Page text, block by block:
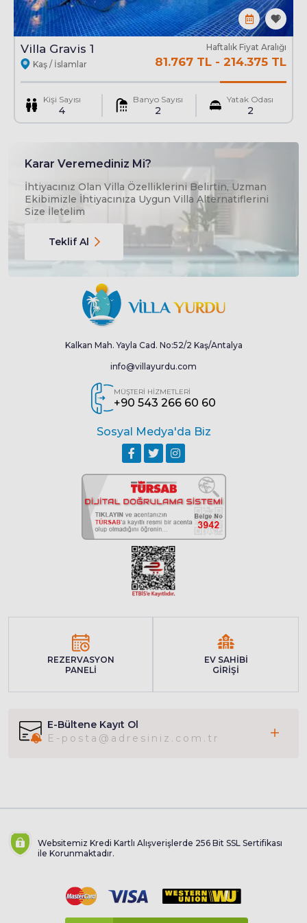
Havuz : Korunaklı Özel
En 3.5 Mt Boy 9 Mt Derinlik 1.50 Mt
Villa Gravis 1
Kaş / İslamlar
Haftalık Fiyat Aralığı
81.767 TL - 214.375 TL
Kişi Sayısı
4
Banyo Sayısı
2
Yatak Odası
2
Karar Veremediniz Mi?
İhtiyacınız Olan Villa Özelliklerini Belirtin, Uzman
Ekibimizle İhtiyacınıza Uygun Villa Alternatiflerini
Size İletelim
Teklif Al
REZERVASYON
PANELİ
EV SAHİBİ
GİRİŞİ
Kalkan Mah. Yayla Cad. No:52/2 Kaş/Antalya
info@villayurdu.com
MÜŞTERİ HİZMETLERİ
+90 543 266 60 60
Sosyal Medya'da Biz
E-Bültene Kayıt Ol
Websitemiz Kredi Kartlı Alışverişlerde 256 Bit SSL Sertifikası
ile Korunmaktadır.